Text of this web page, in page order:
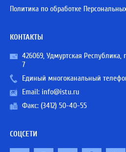
Политика по обработке
КОНТАКТЫ
426069, Удмуртская Республика,
7
Единый многоканальный
Email: info@istu.ru
Факс: (3412) 50-40-55
СОЦСЕТИ